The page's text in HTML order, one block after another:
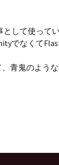
して使っ
でなくて
青鬼のよう
にFlashで